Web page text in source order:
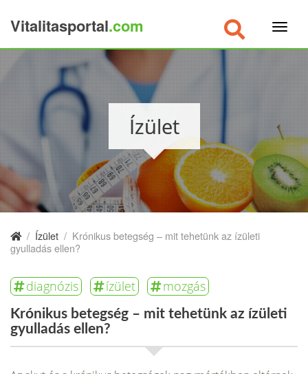
Vitalitasportal.com
Ízület
/ Ízület / Krónikus betegség – mit tehetünk az ízületi
gyulladás ellen?
diagnózis ízület mozgás
Krónikus betegség – mit tehetünk az ízületi
gyulladás ellen?
×